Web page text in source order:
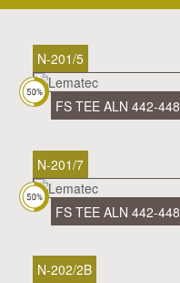
N-201/5
FS TEE ALN 442-448
N-201/7
FS TEE ALN 442-448
N-202/2B